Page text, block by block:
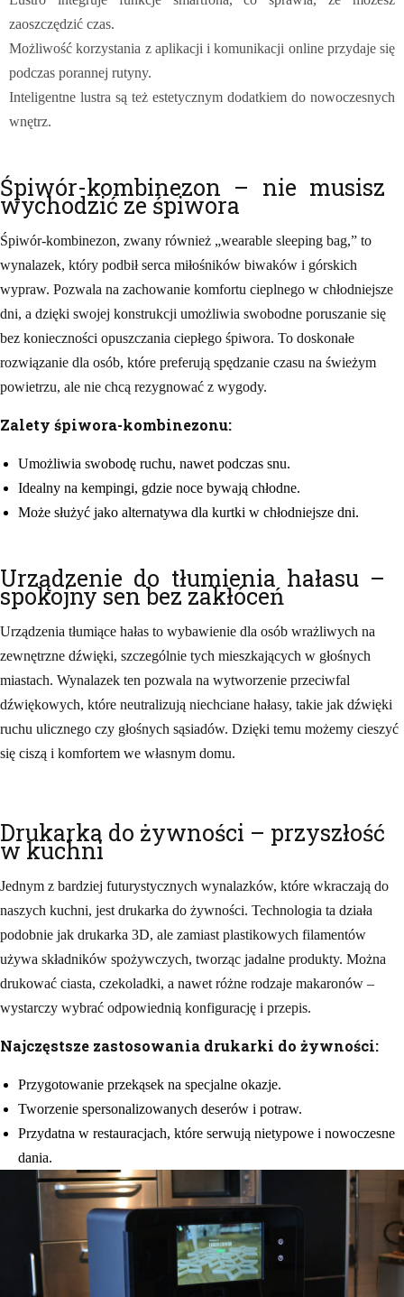
zaoszczędzić czas.
Możliwość korzystania z aplikacji i komunikacji online przydaje się
podczas porannej rutyny.
Inteligentne lustra są też estetycznym dodatkiem do nowoczesnych
wnętrz.
Śpiwór-kombinezon – nie musisz
wychodzić ze śpiwora
Śpiwór-kombinezon, zwany również „wearable sleeping bag,” to
wynalazek, który podbił serca miłośników biwaków i górskich
wypraw. Pozwala na zachowanie komfortu cieplnego w chłodniejsze
dni, a dzięki swojej konstrukcji umożliwia swobodne poruszanie się
bez konieczności opuszczania ciepłego śpiwora. To doskonałe
rozwiązanie dla osób, które preferują spędzanie czasu na świeżym
powietrzu, ale nie chcą rezygnować z wygody.
Zalety śpiwora-kombinezonu:
Umożliwia swobodę ruchu, nawet podczas snu.
Idealny na kempingi, gdzie noce bywają chłodne.
Może służyć jako alternatywa dla kurtki w chłodniejsze dni.
Urządzenie do tłumienia hałasu –
spokojny sen bez zakłóceń
Urządzenia tłumiące hałas to wybawienie dla osób wrażliwych na
zewnętrzne dźwięki, szczególnie tych mieszkających w głośnych
miastach. Wynalazek ten pozwala na wytworzenie przeciwfal
dźwiękowych, które neutralizują niechciane hałasy, takie jak dźwięki
ruchu ulicznego czy głośnych sąsiadów. Dzięki temu możemy cieszyć
się ciszą i komfortem we własnym domu.
Drukarka do żywności – przyszłość
w kuchni
Jednym z bardziej futurystycznych wynalazków, które wkraczają do
naszych kuchni, jest drukarka do żywności. Technologia ta działa
podobnie jak drukarka 3D, ale zamiast plastikowych filamentów
używa składników spożywczych, tworząc jadalne produkty. Można
drukować ciasta, czekoladki, a nawet różne rodzaje makaronów –
wystarczy wybrać odpowiednią konfigurację i przepis.
Najczęstsze zastosowania drukarki do żywności:
Przygotowanie przekąsek na specjalne okazje.
Tworzenie spersonalizowanych deserów i potraw.
Przydatna w restauracjach, które serwują nietypowe i nowoczesne
dania.